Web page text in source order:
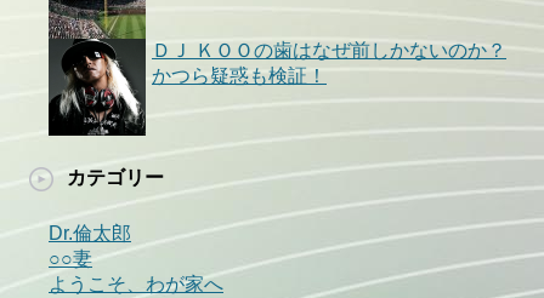
ＤＪ ＫＯＯの歯はなぜ前しかないのか？
かつら疑惑も検証！
カテゴリー
Dr.倫太郎
○○妻
ようこそ、わが家へ